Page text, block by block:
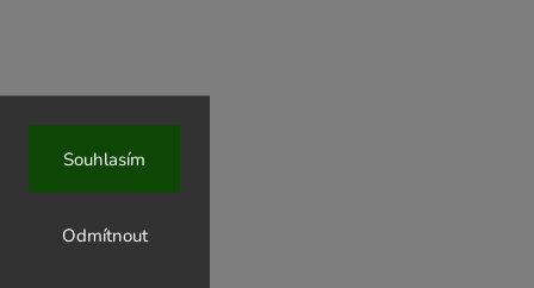
Odmítnout
Souhlasím